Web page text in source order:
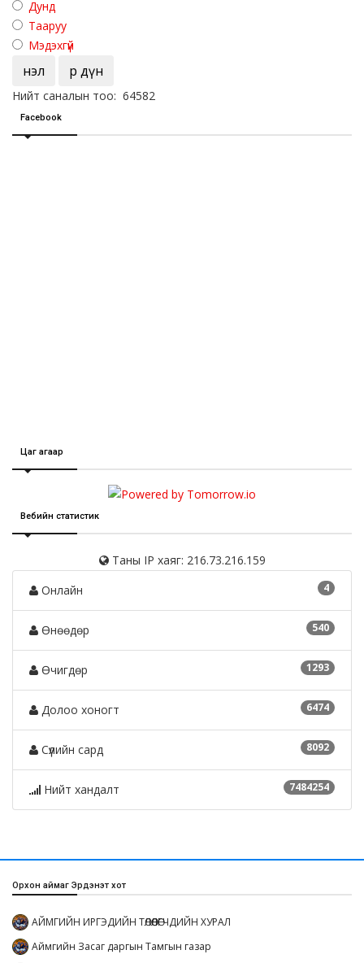
Дунд
Тааруу
Мэдэхгүй
Үнэл Үр дүн
Нийт саналын тоо: 64582
Facebook
Цаг агаар
Вебийн статистик
Таны IP хаяг: 216.73.216.159
4
Онлайн
540
Өнөөдөр
1293
Өчигдөр
6474
Долоо хоногт
8092
Сүүлийн сард
7484254
Нийт хандалт
Орхон аймаг Эрдэнэт хот
АЙМГИЙН ИРГЭДИЙН ТӨЛӨӨЛӨГЧДИЙН ХУРАЛ
Аймгийн Засаг даргын Тамгын газар